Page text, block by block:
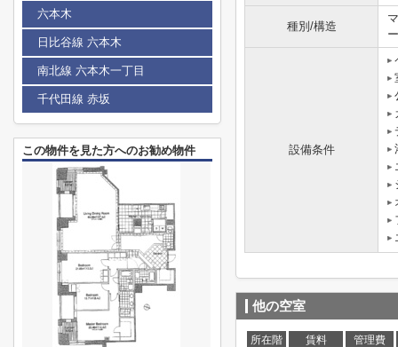
種別/構造
設備条件
他の空室
所在階 賃料
管理費
六本木
日比谷線 六本木
南北線 六本木一丁目
千代田線 赤坂
この物件を見た方へのお勧め物件